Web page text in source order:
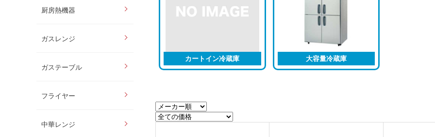
厨房熱機器
ガスレンジ
ガステーブル
フライヤー
中華レンジ
カートイン冷蔵庫 大容量冷蔵庫